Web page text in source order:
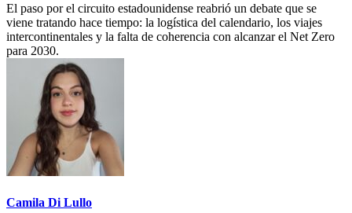
El paso por el circuito estadounidense reabrió un debate que se
viene tratando hace tiempo: la logística del calendario, los viajes
intercontinentales y la falta de coherencia con alcanzar el Net Zero
para 2030.
Camila Di Lullo